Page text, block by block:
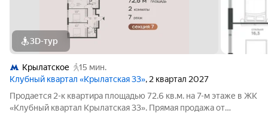
3D-тур
Крылатское
15 мин.
Клубный квартал «Крылатская 33», 2 квартал 2027
Продается 2-к квартира площадью 72.6 кв.м. на 7-м этаже в ЖК
«Клубный квартал Крылатская 33». Прямая продажа от